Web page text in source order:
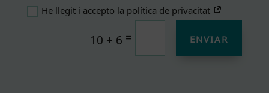
He llegit i accepto la política de privacitat
10 + 6 = ENVIAR